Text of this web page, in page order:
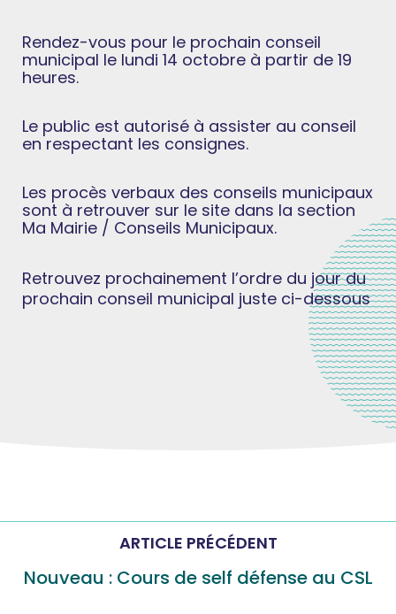
Rendez-vous pour le prochain conseil
municipal le lundi 14 octobre à partir de 19
heures.
Le public est autorisé à assister au conseil
en respectant les consignes.
Les procès verbaux des conseils municipaux
sont à retrouver sur le site dans la section
Ma Mairie / Conseils Municipaux.
Retrouvez prochainement l’ordre du jour du
prochain conseil municipal juste ci-dessous
ARTICLE PRÉCÉDENT
Nouveau : Cours de self défense au CSL